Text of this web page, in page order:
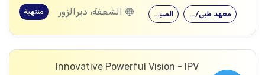
الصيدلة معهد طبي/صحي الشعفة، ديرالزور منتهية
Innovative Powerful Vision - IPV